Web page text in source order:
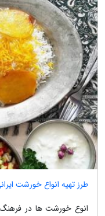
طرز تهیه انواع خورشت
انوع خورشت ها در فرهنگ